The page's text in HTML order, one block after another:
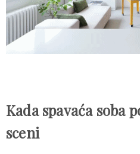
Kada spavaća soba
sceni